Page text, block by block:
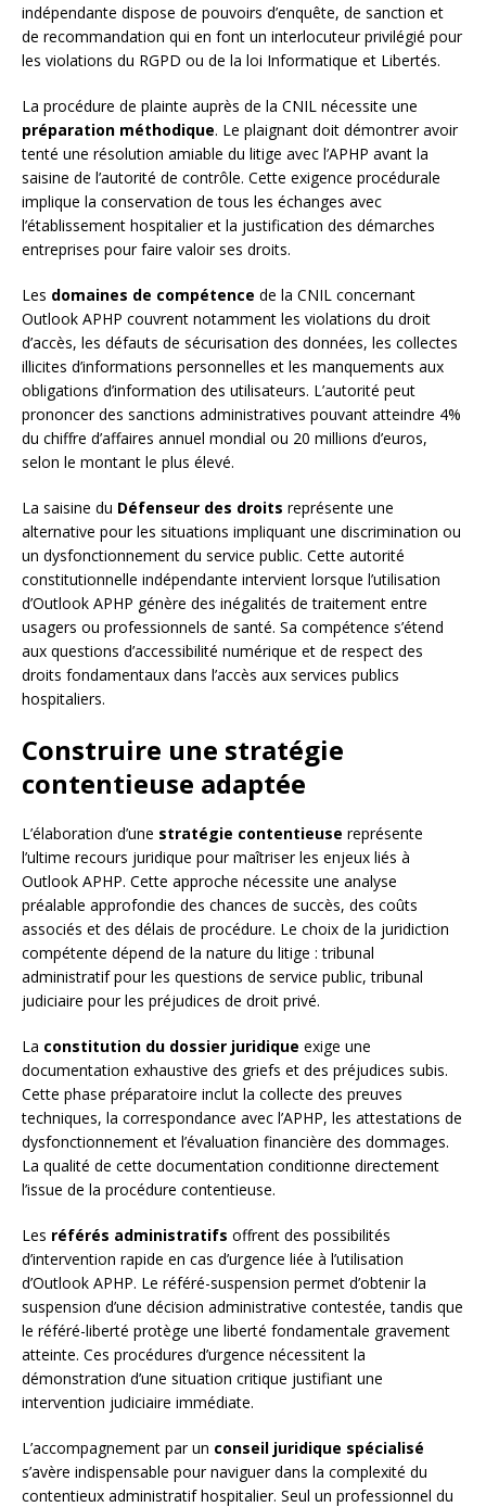
indépendante dispose de pouvoirs d’enquête, de sanction et
de recommandation qui en font un interlocuteur privilégié pour
les violations du RGPD ou de la loi Informatique et Libertés.
La procédure de plainte auprès de la CNIL nécessite une
préparation méthodique. Le plaignant doit démontrer avoir
tenté une résolution amiable du litige avec l’APHP avant la
saisine de l’autorité de contrôle. Cette exigence procédurale
implique la conservation de tous les échanges avec
l’établissement hospitalier et la justification des démarches
entreprises pour faire valoir ses droits.
Les domaines de compétence de la CNIL concernant
Outlook APHP couvrent notamment les violations du droit
d’accès, les défauts de sécurisation des données, les collectes
illicites d’informations personnelles et les manquements aux
obligations d’information des utilisateurs. L’autorité peut
prononcer des sanctions administratives pouvant atteindre 4%
du chiffre d’affaires annuel mondial ou 20 millions d’euros,
selon le montant le plus élevé.
La saisine du Défenseur des droits représente une
alternative pour les situations impliquant une discrimination ou
un dysfonctionnement du service public. Cette autorité
constitutionnelle indépendante intervient lorsque l’utilisation
d’Outlook APHP génère des inégalités de traitement entre
usagers ou professionnels de santé. Sa compétence s’étend
aux questions d’accessibilité numérique et de respect des
droits fondamentaux dans l’accès aux services publics
hospitaliers.
Construire une stratégie
contentieuse adaptée
L’élaboration d’une stratégie contentieuse représente
l’ultime recours juridique pour maîtriser les enjeux liés à
Outlook APHP. Cette approche nécessite une analyse
préalable approfondie des chances de succès, des coûts
associés et des délais de procédure. Le choix de la juridiction
compétente dépend de la nature du litige : tribunal
administratif pour les questions de service public, tribunal
judiciaire pour les préjudices de droit privé.
La constitution du dossier juridique exige une
documentation exhaustive des griefs et des préjudices subis.
Cette phase préparatoire inclut la collecte des preuves
techniques, la correspondance avec l’APHP, les attestations de
dysfonctionnement et l’évaluation financière des dommages.
La qualité de cette documentation conditionne directement
l’issue de la procédure contentieuse.
Les référés administratifs offrent des possibilités
d’intervention rapide en cas d’urgence liée à l’utilisation
d’Outlook APHP. Le référé-suspension permet d’obtenir la
suspension d’une décision administrative contestée, tandis que
le référé-liberté protège une liberté fondamentale gravement
atteinte. Ces procédures d’urgence nécessitent la
démonstration d’une situation critique justifiant une
intervention judiciaire immédiate.
L’accompagnement par un conseil juridique spécialisé
s’avère indispensable pour naviguer dans la complexité du
contentieux administratif hospitalier. Seul un professionnel du